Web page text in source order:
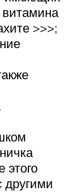
витамина
>>>;
этого
другими